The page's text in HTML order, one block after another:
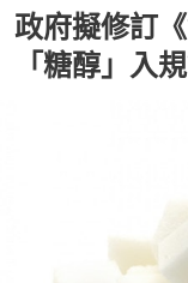
政府擬修訂
「糖醇」入